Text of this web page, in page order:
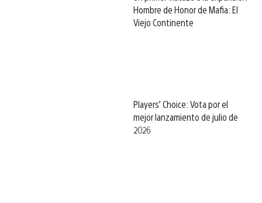
Hombre de Honor de Mafia: El
Viejo Continente
Players’ Choice: Vota por el
mejor lanzamiento de julio de
2026